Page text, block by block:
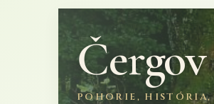
Čergov
POHORIE,